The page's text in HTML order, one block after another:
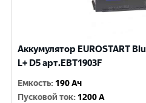
Аккумулятор EUROSTART
L+ D5 арт.EBT1903F
Емкость: 190 Ач
Пусковой ток: 1200 A